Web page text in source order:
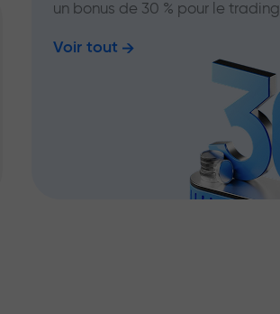
un bonus de 30 % pour le trading
Voir tout